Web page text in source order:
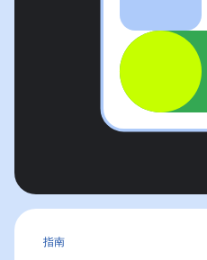
指南